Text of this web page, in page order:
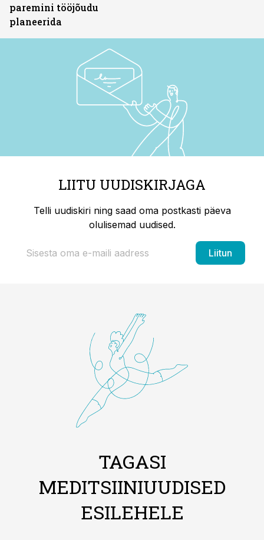
paremini tööjõudu
planeerida
LIITU UUDISKIRJAGA
Telli uudiskiri ning saad oma postkasti päeva
olulisemad uudised.
Liitun
TAGASI
MEDITSIINIUUDISED
ESILEHELE